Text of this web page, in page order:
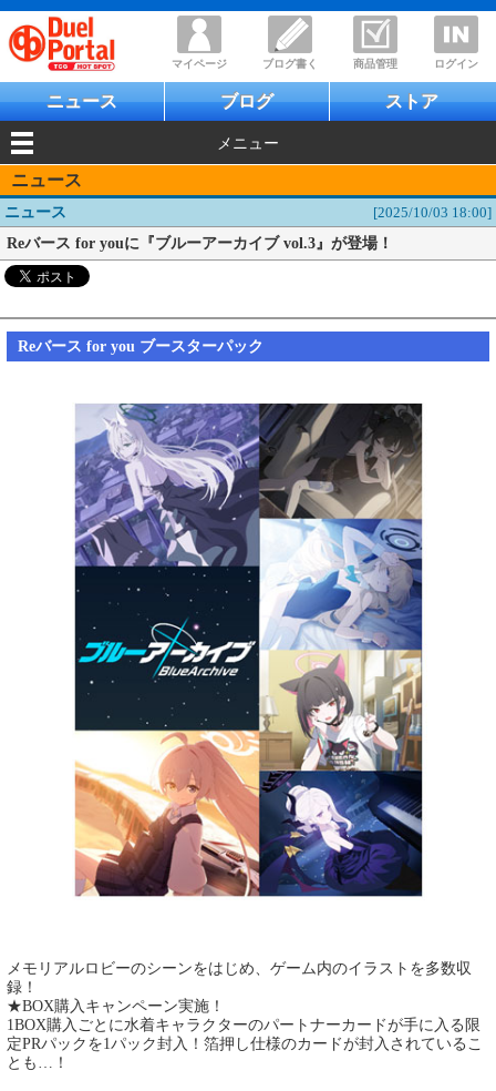
マイページ ブログ書く 商品管理 ログイン
ニュース ブログ ストア
メニュー
ニュース
ニュース
[2025/10/03 18:00]
Reバース for youに『ブルーアーカイブ vol.3』が登場！
Reバース for you ブースターパック
メモリアルロビーのシーンをはじめ、ゲーム内のイラストを多数収
録！
★BOX購入キャンペーン実施！
1BOX購入ごとに水着キャラクターのパートナーカードが手に入る限
定PRパックを1パック封入！箔押し仕様のカードが封入されているこ
とも…！